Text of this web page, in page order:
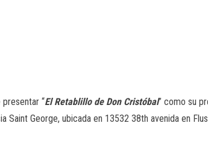
“El Retablillo de Don Cristóbal” como su
George, ubicada en 13532 38th avenida en